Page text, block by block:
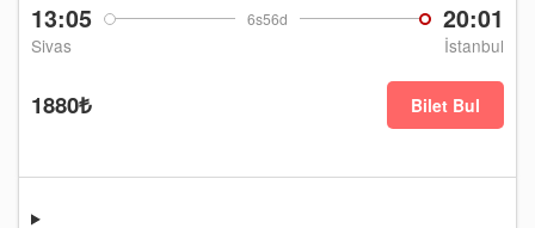
13:05 6s56d 20:01
Sivas İstanbul
1880₺ Bilet Bul